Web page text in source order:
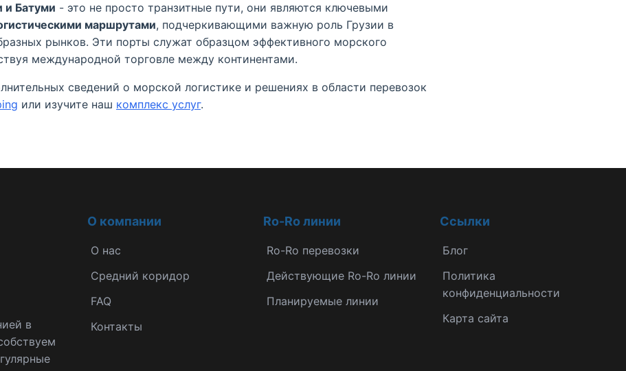
и Батуми - это не просто транзитные пути, они являются ключевыми
маршрутами, подчеркивающими важную роль Грузии в
рынков. Эти порты служат образцом эффективного морского
международной торговле между континентами.
сведений о морской логистике и решениях в области перевозок
или изучите наш комплекс услуг.
в
О компании
О нас
Средний коридор
FAQ
Контакты
Ro-Ro линии
Ro-Ro перевозки
Действующие Ro-Ro линии
Планируемые линии
Ссылки
Блог
Политика
конфиденциальности
Карта сайта